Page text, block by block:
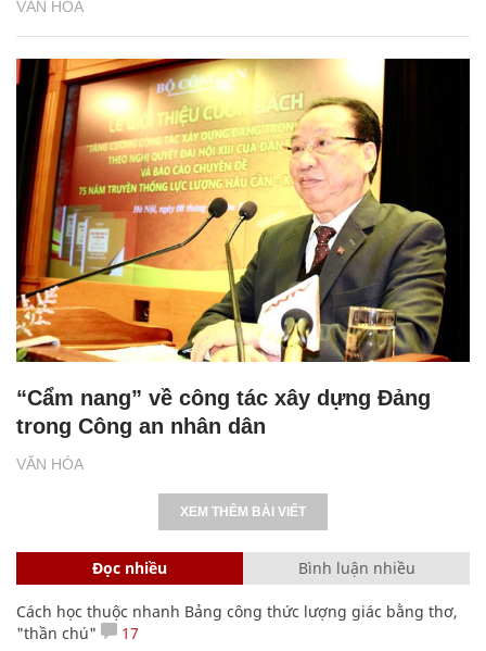
VĂN HÓA
VĂN HÓA
“Cẩm nang” về công tác xây dựng Đảng
trong Công an nhân dân
XEM THÊM BÀI VIẾT
Đọc nhiều Bình luận nhiều
Cách học thuộc nhanh Bảng công thức lượng giác bằng thơ,
"thần chú"
17